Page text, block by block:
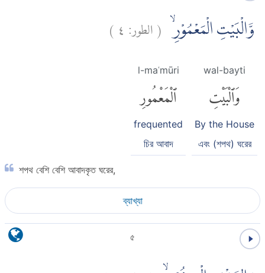
وَّالْبَيْتِ الْمَعْمُوْرِۙ (الطور: ٤)
wal-bayti
وَٱلْبَيْتِ
By the House
এবং (শপথ) ঘরের
l-maʿmūri
ٱلْمَعْمُورِ
frequented
চির আবাদ
শপথ বেশি বেশি আবাদকৃত ঘরের,
ব্যাখ্যা
৫